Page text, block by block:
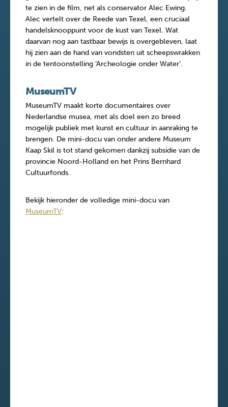
te zien in de film, net als conservator Alec Ewing.
Alec vertelt over de Reede van Texel, een cruciaal
handelsknooppunt voor de kust van Texel. Wat
daarvan nog aan tastbaar bewijs is overgebleven, laat
hij zien aan de hand van vondsten uit scheepswrakken
in de tentoonstelling ‘Archeologie onder Water’.
MuseumTV
MuseumTV maakt korte documentaires over
Nederlandse musea, met als doel een zo breed
mogelijk publiek met kunst en cultuur in aanraking te
brengen. De mini-docu van onder andere Museum
Kaap Skil is tot stand gekomen dankzij subsidie van de
provincie Noord-Holland en het Prins Bernhard
Cultuurfonds.
Bekijk hieronder de volledige mini-docu van
MuseumTV: